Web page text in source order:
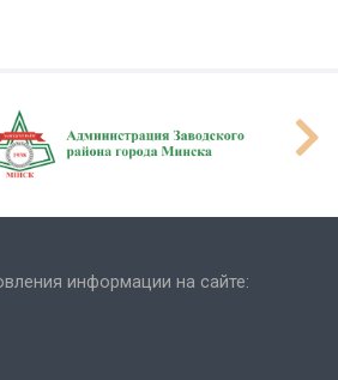
информации на сайте: